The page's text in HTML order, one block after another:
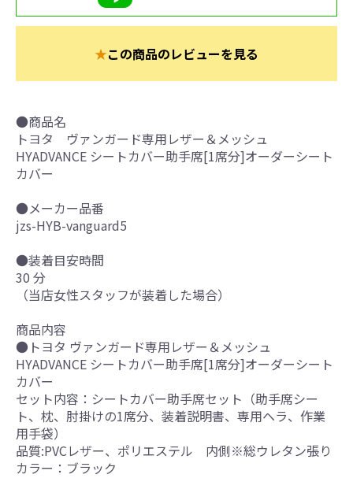
★この商品のレビューを見る
●商品名
トヨタ ヴァンガード専用レザー＆メッシュ
HYADVANCE シートカバー助手席[1席分]オーダーシート
カバー
●メーカー品番
jzs-HYB-vanguard5
●装着目安時間
30 分
（当店女性スタッフが装着した場合）
商品内容
●トヨタ ヴァンガード専用レザー＆メッシュ
HYADVANCE シートカバー助手席[1席分]オーダーシート
カバー
セット内容：シートカバー助手席セット（助手席シー
ト、枕、肘掛けの1席分、装着説明書、専用ヘラ、作業
用手袋）
品質:PVCレザー、ポリエステル 内側※総ウレタン張り
カラー：ブラック